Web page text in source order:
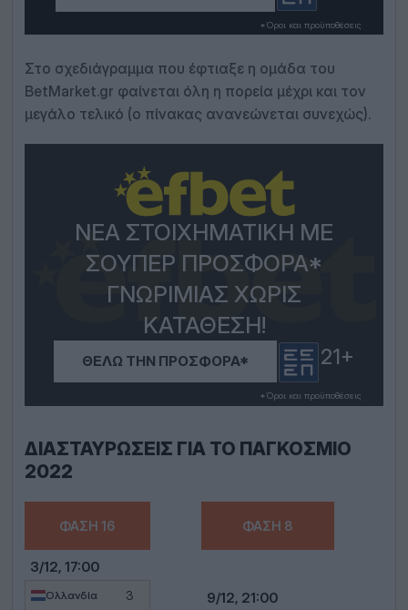
*Όροι και προϋποθέσεις
Στο σχεδιάγραμμα που έφτιαξε η ομάδα του
BetMarket.gr φαίνεται όλη η πορεία μέχρι και τον
μεγάλο τελικό (ο πίνακας ανανεώνεται συνεχώς).
ΝΈΑ ΣΤΟΙΧΗΜΑΤΙΚΉ ΜΕ
ΣΟΎΠΕΡ ΠΡΟΣΦΟΡΆ*
ΓΝΩΡΙΜΊΑΣ ΧΩΡΊΣ
ΚΑΤΆΘΕΣΗ!
ΘΈΛΩ ΤΗΝ ΠΡΟΣΦΟΡΆ* 21+
*Όροι και προϋποθέσεις
ΔΙΑΣΤΑΥΡΏΣΕΙΣ ΓΙΑ ΤΟ ΠΑΓΚΌΣΜΙΟ
2022
ΦΆΣΗ 16 ΦΆΣΗ 8
3/12, 17:00
Ολλανδία 3 9/12, 21:00